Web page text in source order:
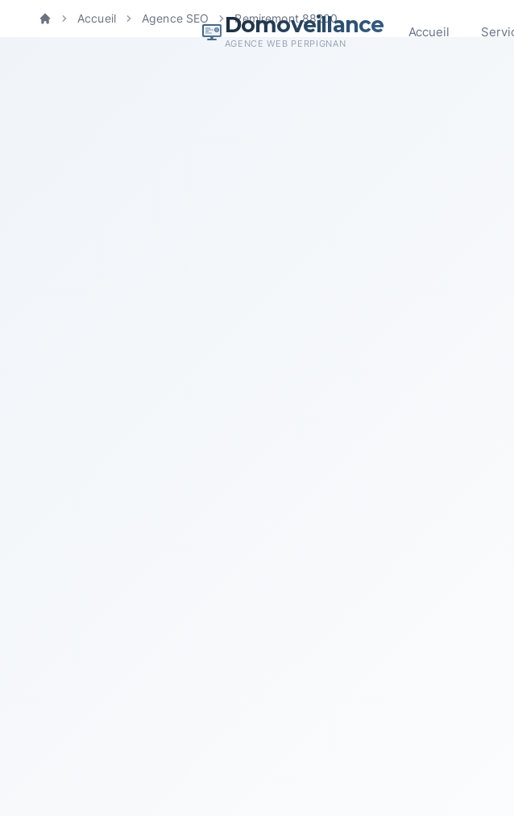
Domoveillance
AGENCE WEB PERPIGNAN
Accueil
Accueil Agence SEO Remiremont 88200